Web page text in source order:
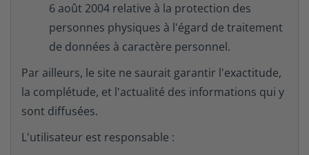
6 août 2004 relative à la protection des
personnes physiques à l'égard de traitement
de données à caractère personnel.
Par ailleurs, le site ne saurait garantir l'exactitude,
la complétude, et l'actualité des informations qui y
sont diffusées.
L'utilisateur est responsable :